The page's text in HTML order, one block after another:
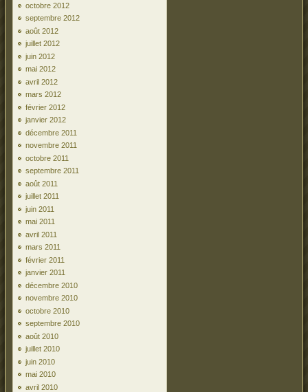
octobre 2012
septembre 2012
août 2012
juillet 2012
juin 2012
mai 2012
avril 2012
mars 2012
février 2012
janvier 2012
décembre 2011
novembre 2011
octobre 2011
septembre 2011
août 2011
juillet 2011
juin 2011
mai 2011
avril 2011
mars 2011
février 2011
janvier 2011
décembre 2010
novembre 2010
octobre 2010
septembre 2010
août 2010
juillet 2010
juin 2010
mai 2010
avril 2010